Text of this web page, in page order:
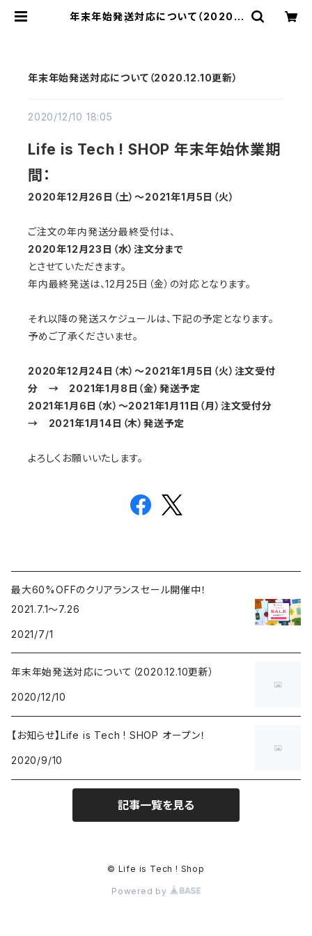
年末年始発送対応について（2020.1
年末年始発送対応について（2020.12.10更新）
2020/12/10 18:05
Life is Tech ! SHOP 年末年始休業期
間：
2020年12月26日（土）〜2021年1月5日（火）
ご注文の年内発送分最終受付は、
2020年12月23日（水）注文分まで
とさせていただきます。
年内最終発送は、12月25日（金）の対応となります。
それ以降の発送スケジュールは、下記の予定となります。
予めご了承くださいませ。
2020年12月24日（木）〜2021年1月5日（火）注文受付
分 → 2021年1月8日（金）発送予定
2021年1月6日（水）〜2021年1月11日（月）注文受付分
→ 2021年1月14日（木）発送予定
よろしくお願いいたします。
最大60%OFFのクリアランスセール開催中！
2021.7.1〜7.26
2021/7/1
年末年始発送対応について（2020.12.10更新）
2020/12/10
【お知らせ】Life is Tech ! SHOP オープン！
2020/9/10
記事一覧を見る
© Life is Tech ! Shop
Powered by